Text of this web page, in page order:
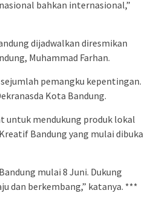
bahkan internasional,”
dijadwalkan diresmikan
Muhammad Farhan.
pemangku kepentingan.
Kota Bandung.
untuk mendukung produk lokal
Bandung yang mulai dibuka
mulai 8 Juni. Dukung
dan berkembang,” katanya. ***